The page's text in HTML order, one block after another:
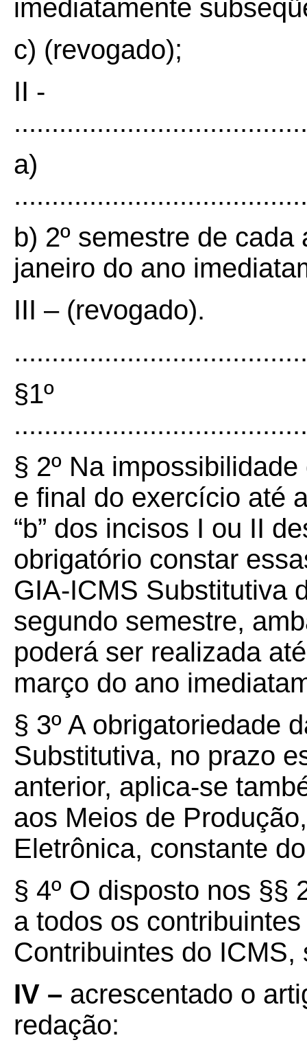
imediatamente
c) (revogado);
II -
a)
b) 2º semestre de
janeiro do ano
III – (revogado).
§1º
§ 2º Na
e final do exercício até
“b” dos incisos I ou II
obrigatório constar
GIA-ICMS Substitutiva
segundo semestre,
poderá ser realizada
março do ano
§ 3º A obrigatoriedade
Substitutiva, no prazo
anterior, aplica-se
aos Meios de
Eletrônica, constante
§ 4º O disposto nos §§
a todos os
Contribuintes do ICMS,
IV – acrescentado o
redação: